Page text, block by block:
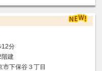
分
階建
市下保谷３丁目